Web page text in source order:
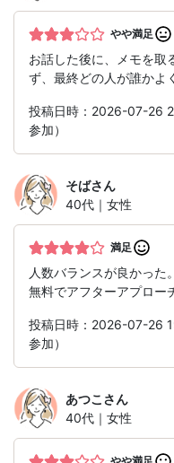
やや満足
お話した後に、メモを取
ず、最終どの人が誰かよ
投稿日時：2026-07-26
参加）
そばさん
40代｜女性
満足
人数バランスが良かった。
無料でアフターアプロー
投稿日時：2026-07-26
参加）
あつこ さん
40代｜女性